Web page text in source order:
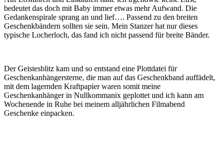
bedeutet das doch mit Baby immer etwas mehr Aufwand. Die
Gedankenspirale sprang an und lief…. Passend zu den breiten
Geschenkbändern sollten sie sein. Mein Stanzer hat nur dieses
typische Locherloch, das fand ich nicht passend für breite Bänder.
Der Geistesblitz kam und so entstand eine Plottdatei für
Geschenkanhängersterne, die man auf das Geschenkband auffädelt,
mit dem lagernden Kraftpapier waren somit meine
Geschenkanhänger in Nullkommanix geplottet und ich kann am
Wochenende in Ruhe bei meinem alljährlichen Filmabend
Geschenke einpacken.